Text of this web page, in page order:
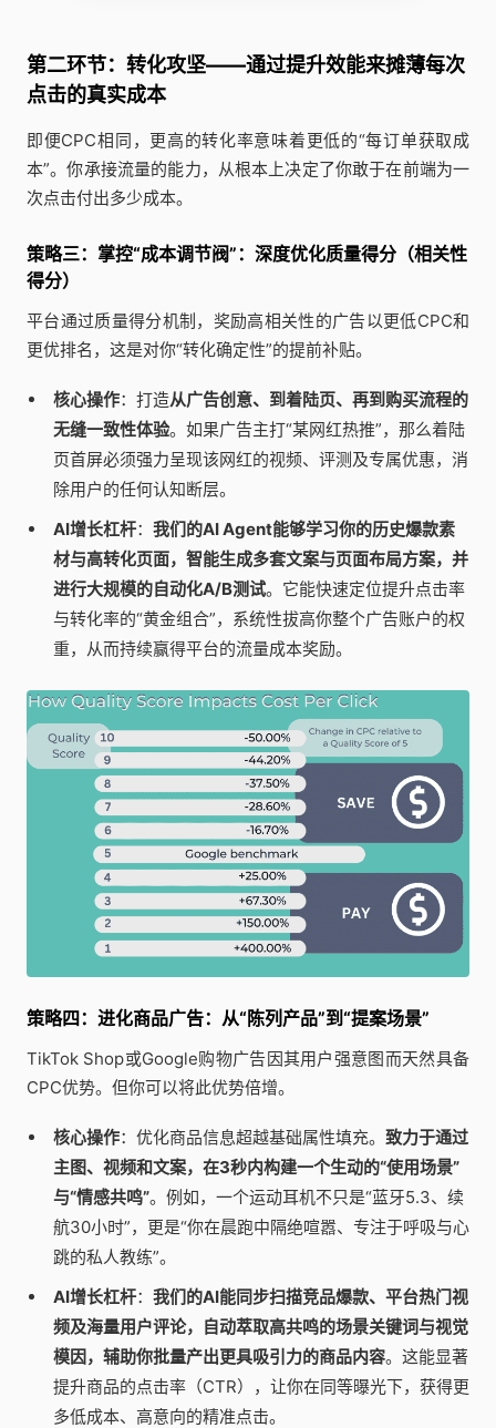
第二环节：转化攻坚——通过提升效能来摊薄每次
点击的真实成本
即便CPC相同，更高的转化率意味着更低的“每订单获取成
本”。你承接流量的能力，从根本上决定了你敢于在前端为一
次点击付出多少成本。
策略三：掌控“成本调节阀”：深度优化质量得分（相关性
得分）
平台通过质量得分机制，奖励高相关性的广告以更低CPC和
更优排名，这是对你“转化确定性”的提前补贴。
核心操作：打造从广告创意、到着陆页、再到购买流程的
无缝一致性体验。如果广告主打“某网红热推”，那么着陆
页首屏必须强力呈现该网红的视频、评测及专属优惠，消
除用户的任何认知断层。
AI增长杠杆： 我们的AI Agent能够学习你的历史爆款素
材与高转化页面，智能生成多套文案与页面布局方案，并
进行大规模的自动化A/B测试。它能快速定位提升点击率
与转化率的“黄金组合”，系统性拔高你整个广告账户的权
重，从而持续赢得平台的流量成本奖励。
策略四：进化商品广告：从“陈列产品”到“提案场景”
TikTok Shop或Google购物广告因其用户强意图而天然具备
CPC优势。但你可以将此优势倍增。
核心操作：优化商品信息超越基础属性填充。 致力于通过
主图、视频和文案，在3秒内构建一个生动的“使用场景”
与“情感共鸣”。例如，一个运动耳机不只是“蓝牙5.3、续
航30小时”，更是“你在晨跑中隔绝喧嚣、专注于呼吸与心
跳的私人教练”。
AI增长杠杆： 我们的AI能同步扫描竞品爆款、平台热门视
频及海量用户评论，自动萃取高共鸣的场景关键词与视觉
模因，辅助你批量产出更具吸引力的商品内容。这能显著
提升商品的点击率（CTR），让你在同等曝光下，获得更
多低成本、高意向的精准点击。